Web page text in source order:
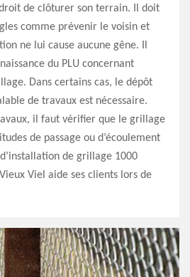
de clôturer son terrain. Il doit
comme prévenir le voisin et
ne lui cause aucune gêne. Il
du PLU concernant
Dans certains cas, le dépôt
de travaux est nécessaire.
il faut vérifier que le grillage
de passage ou d’écoulement
de grillage 1000
Viel aide ses clients lors de